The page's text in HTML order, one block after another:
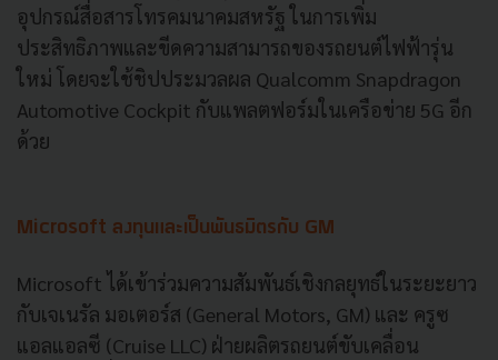
อุปกรณ์สื่อสารโทรคมนาคมสหรัฐ ในการเพิ่ม
ประสิทธิภาพและขีดความสามารถของรถยนต์ไฟฟ้ารุ่น
ใหม่ โดยจะใช้ชิปประมวลผล Qualcomm Snapdragon
Automotive Cockpit กับแพลตฟอร์มในเครือข่าย 5G อีก
ด้วย
Microsoft ลงทุนและเป็นพันธมิตรกับ GM
Microsoft ได้เข้าร่วมความสัมพันธ์เชิงกลยุทธ์ในระยะยาว
กับเจเนรัล มอเตอร์ส (General Motors, GM) และ ครูซ
แอลแอลซี (Cruise LLC) ฝ่ายผลิตรถยนต์ขับเคลื่อน